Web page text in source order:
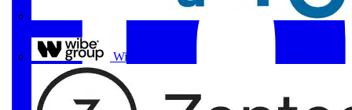
Wibe Group